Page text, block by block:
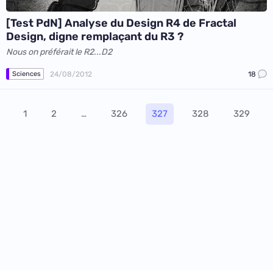
[Test PdN] Analyse du Design R4 de Fractal
Design, digne remplaçant du R3 ?
Nous on préférait le R2...D2
Sciences 24/08/2012 18
1 2 … 326 327 328 329